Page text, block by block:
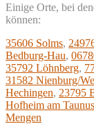
Einige Orte, bei
können:
35606 Solms,
Bedburg-Hau,
35792 Löhnberg,
31582 Nienburg/
Hechingen, 23795
Hofheim am Taunus
Mengen